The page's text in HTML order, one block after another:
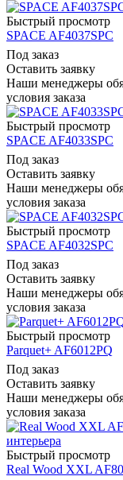
Быстрый просмотр
SPACE AF4037SPC
Под заказ
Оставить заявку
Наши менеджеры
условия заказа
Быстрый просмотр
SPACE AF4033SPC
Под заказ
Оставить заявку
Наши менеджеры
условия заказа
Быстрый просмотр
SPACE AF4032SPC
Под заказ
Оставить заявку
Наши менеджеры
условия заказа
Быстрый просмотр
Parquet+ AF6012PQ
Под заказ
Оставить заявку
Наши менеджеры
условия заказа
Быстрый просмотр
Real Wood XXL